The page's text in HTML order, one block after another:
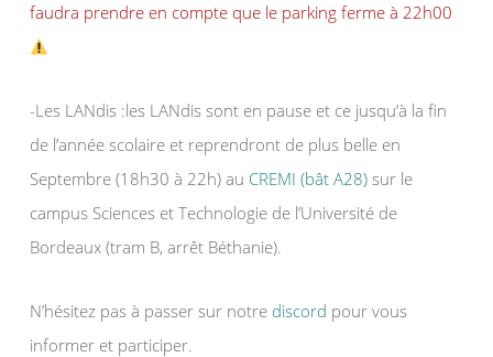
faudra prendre en compte que le parking ferme à 22h00
-Les LANdis :les LANdis sont en pause et ce jusqu’à la fin
de l’année scolaire et reprendront de plus belle en
Septembre (18h30 à 22h) au CREMI (bât A28) sur le
campus Sciences et Technologie de l’Université de
Bordeaux (tram B, arrêt Béthanie).
N’hésitez pas à passer sur notre discord pour vous
informer et participer.